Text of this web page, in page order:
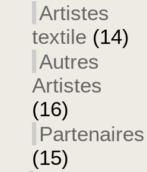
Artistes
textile (14)
Autres
Artistes
(16)
Partenaires
(15)